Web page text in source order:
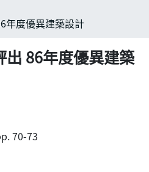
年度優異建築設計
86年度優異建築
70-73